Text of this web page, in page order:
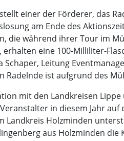
einer der Förderer, das
am Ende des
die während ihrer Tour im
erhalten eine 100-Milliliter-
Schaper, Leitung
Radelnde ist aufgrund des
mit den Landkreisen
in diesem Jahr
Landkreis Holzminden
aus Holzminden